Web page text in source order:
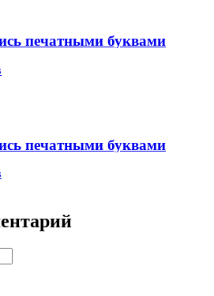
печатными буквами
печатными буквами